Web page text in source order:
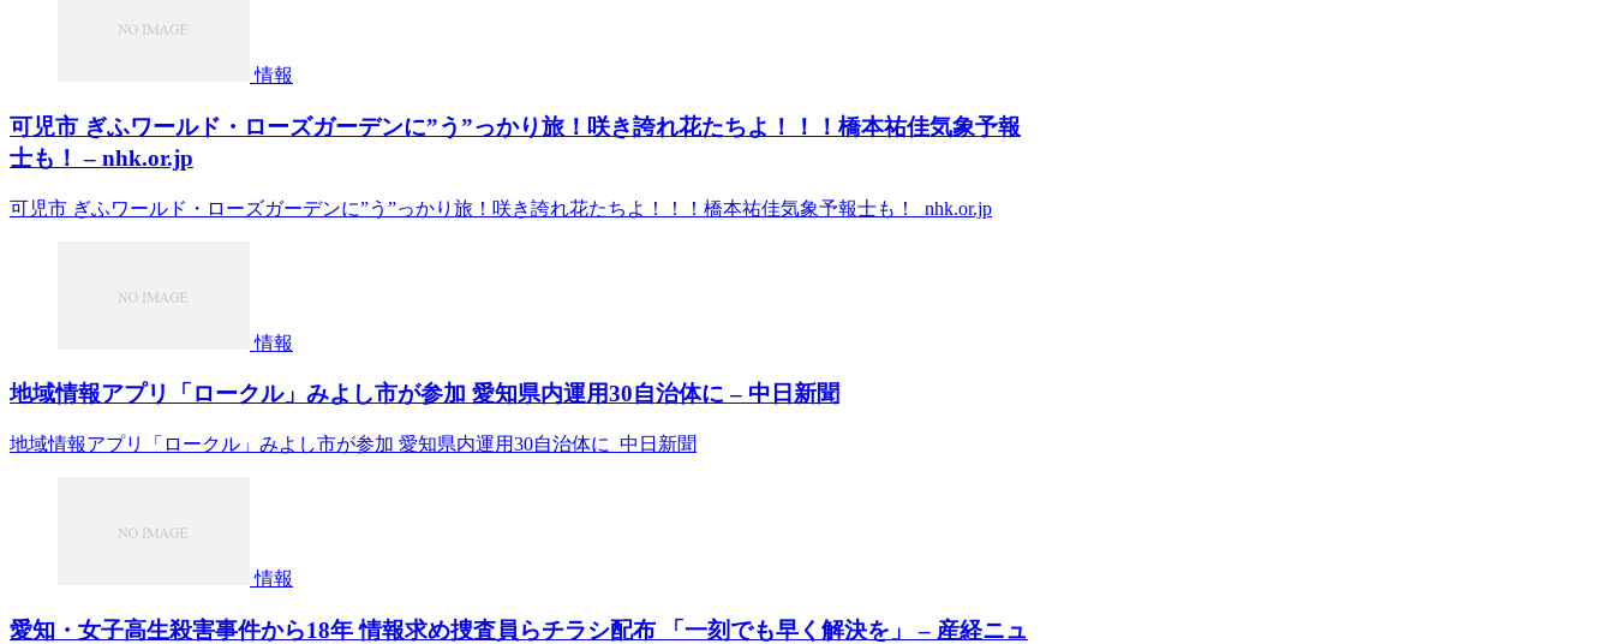
情報
可児市 ぎふワールド・ローズガーデンに”う”っかり旅！咲き誇れ花たちよ！！！橋本祐佳気象予報
士も！ – nhk.or.jp
可児市 ぎふワールド・ローズガーデンに”う”っかり旅！咲き誇れ花たちよ！！！橋本祐佳気象予報士も！ nhk.or.jp
情報
地域情報アプリ「ロークル」みよし市が参加 愛知県内運用30自治体に – 中日新聞
地域情報アプリ「ロークル」みよし市が参加 愛知県内運用30自治体に 中日新聞
情報
愛知・女子高生殺害事件から18年 情報求め捜査員らチラシ配布 「一刻でも早く解決を」 – 産経ニュ